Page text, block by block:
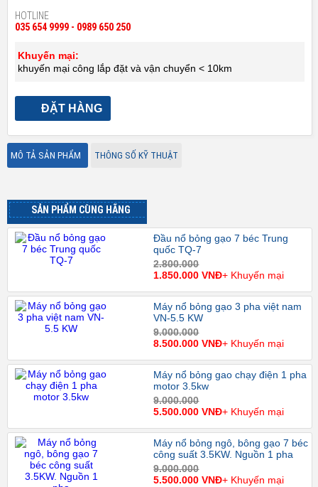
HOTLINE
035 654 9999 - 0989 650 250
Khuyến mại:
khuyến mại công lắp đặt và vận chuyển < 10km
ĐẶT HÀNG
MÔ TẢ SẢN PHẨM THÔNG SỐ KỸ THUẬT
SẢN PHẨM CÙNG HÃNG
Đầu nổ bỏng gạo 7 béc Trung
quốc TQ-7
2.800.000
1.850.000 VNĐ+ Khuyến mại
Máy nổ bỏng gạo 3 pha việt nam
VN-5.5 KW
9.000.000
8.500.000 VNĐ+ Khuyến mại
Máy nổ bỏng gao chạy điện 1 pha
motor 3.5kw
9.000.000
5.500.000 VNĐ+ Khuyến mại
Máy nổ bỏng ngô, bông gạo 7 béc
công suất 3.5KW. Nguồn 1 pha
9.000.000
5.500.000 VNĐ+ Khuyến mại